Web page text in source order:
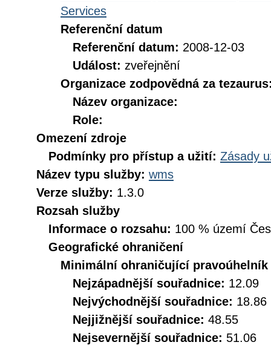
Services
Referenční datum
Referenční datum: 2008-12-03
Událost: zveřejnění
Organizace zodpovědná za
Název organizace:
Role:
Omezení zdroje
Podmínky pro přístup a užití: Zásady
Název typu služby: wms
Verze služby: 1.3.0
Rozsah služby
Informace o rozsahu: 100 % území
Geografické ohraničení
Minimální ohraničující pravoúhelník
Nejzápadnější souřadnice: 12.09
Nejvýchodnější souřadnice: 18.86
Nejjižnější souřadnice: 48.55
Nejsevernější souřadnice: 51.06